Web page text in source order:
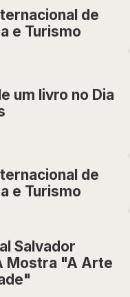
de
e Turismo
um livro no Dia
de
e Turismo
Salvador
Mostra "A Arte